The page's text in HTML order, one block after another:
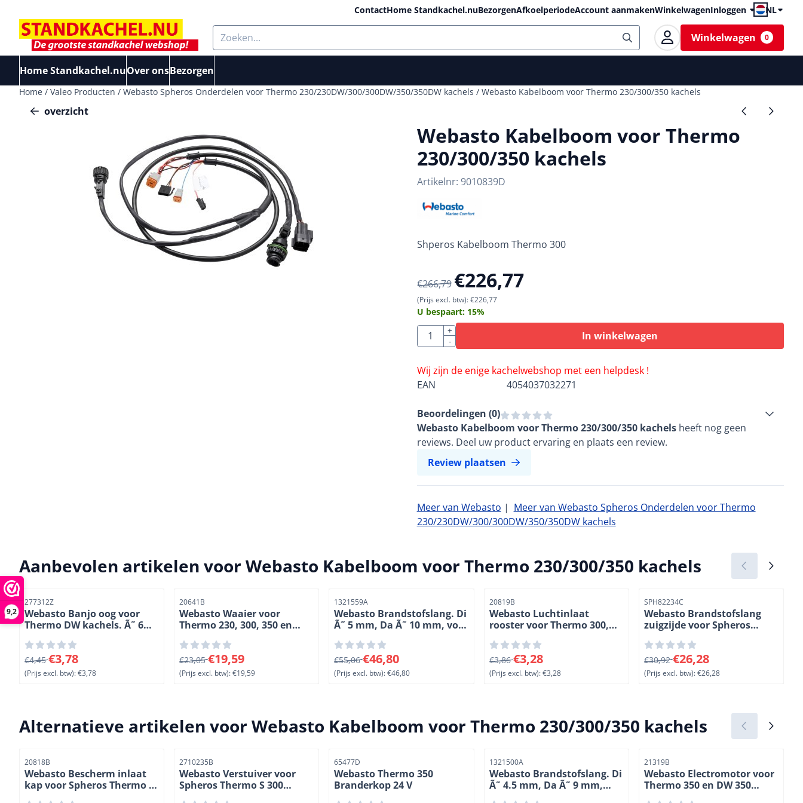
9,2
ContactHome Standkachel.nuBezorgenAfkoelperiodeAccount aanmakenWinkelwagenInloggen NL
Zoeken Winkelwagen 0
Home Standkachel.nuOver onsBezorgen
Home / Valeo Producten / Webasto Spheros Onderdelen voor Thermo 230/230DW/300/300DW/350/350DW kachels / Webasto Kabelboom voor Thermo 230/300/350 kachels
overzicht
Webasto Kabelboom voor Thermo
230/300/350 kachels
Artikelnr: 9010839D
Shperos Kabelboom Thermo 300
€266,79 €226,77
(Prijs excl. btw): €226,77
U bespaart: 15%
Aantal
+
-
In winkelwagen
Wij zijn de enige kachelwebshop met een helpdesk !
EAN
4054037032271
Beoordelingen (0)
Webasto Kabelboom voor Thermo 230/300/350 kachels heeft nog geen
reviews. Deel uw product ervaring en plaats een review.
Review plaatsen
Meer van Webasto | Meer van Webasto Spheros Onderdelen voor Thermo
230/230DW/300/300DW/350/350DW kachels
Aanbevolen artikelen voor Webasto Kabelboom voor Thermo 230/300/350 kachels
Artikelnummer
277312Z
Webasto Banjo oog voor
Thermo DW kachels. Ã˜ 6
Van 4,45 voor 3,78, exclusief btw: 3,78
€4,45€3,78
(Prijs excl. btw):€3,78
Artikelnummer
20641B
Webasto Waaier voor
Thermo 230, 300, 350 en
Van 23,05 voor 19,59, exclusief btw: 19,59
€23,05€19,59
(Prijs excl. btw):€19,59
Artikelnummer
1321559A
Webasto Brandstofslang. Di
Ã˜ 5 mm, Da Ã˜ 10 mm, voor
meter
Van 55,06 voor 46,80, exclusief btw: 46,80
€55,06€46,80
(Prijs excl. btw):€46,80
Artikelnummer
20819B
Webasto Luchtinlaat
rooster voor Thermo 300,
Thermo S kachels. (1-1)
Van 3,86 voor 3,28, exclusief btw: 3,28
€3,86€3,28
(Prijs excl. btw):€3,28
Artikelnummer
SPH82234C
Webasto Brandstofslang
zuigzijde voor Spheros
1.5. Ø 10 mm. Lengte 610
mm. (1-6)
Van 30,92 voor 26,28, exclusief
€30,92€26,28
(Prijs excl. btw):€26,28
Alternatieve artikelen voor Webasto Kabelboom voor Thermo 230/300/350 kachels
Artikelnummer
20818B
Webasto Bescherm inlaat
kap voor Spheros Thermo S
Artikelnummer
2710235B
Webasto Verstuiver voor
Spheros Thermo S 300
Artikelnummer
65477D
Webasto Thermo 350
Branderkop 24 V
Artikelnummer
1321500A
Webasto Brandstofslang. Di
Ã˜ 4.5 mm, Da Ã˜ 9 mm,
Artikelnummer
21319B
Webasto Electromotor voor
Thermo 350 en DW 350